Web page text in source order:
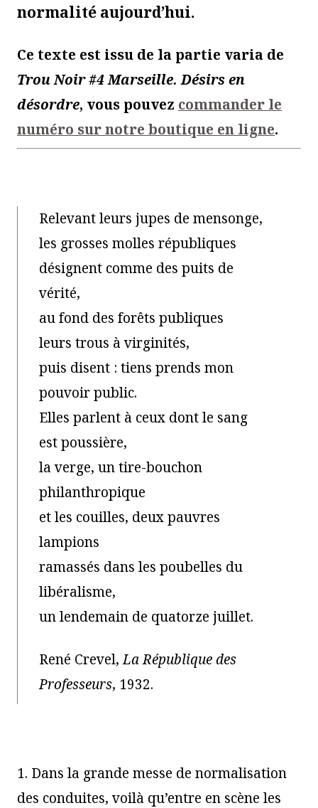
normalité aujourd’hui.
Ce texte est issu de la partie varia de
Trou Noir #4 Marseille. Désirs en
désordre, vous pouvez commander le
numéro sur notre boutique en ligne.
Relevant leurs jupes de mensonge,
les grosses molles républiques
désignent comme des puits de
vérité,
au fond des forêts publiques
leurs trous à virginités,
puis disent : tiens prends mon
pouvoir public.
Elles parlent à ceux dont le sang
est poussière,
la verge, un tire-bouchon
philanthropique
et les couilles, deux pauvres
lampions
ramassés dans les poubelles du
libéralisme,
un lendemain de quatorze juillet.
René Crevel,La République des
Professeurs, 1932.
1. Dans la grande messe de normalisation
des conduites, voilà qu’entre en scène les